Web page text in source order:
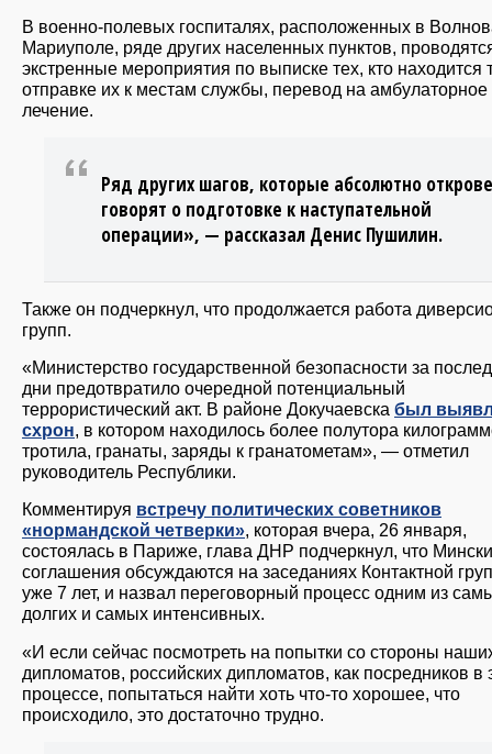
В военно-полевых госпиталях, расположенных в
Мариуполе, ряде других населенных пунктов,
экстренные мероприятия по выписке тех, кто находится
отправке их к местам службы, перевод на амбулаторное
лечение.
Ряд других шагов, которые абсолютно
говорят о подготовке к наступательной
операции», — рассказал Денис Пушилин.
Также он подчеркнул, что продолжается работа
групп.
«Министерство государственной безопасности за
дни предотвратило очередной потенциальный
террористический акт. В районе Докучаевска был
схрон, в котором находилось более полутора
тротила, гранаты, заряды к гранатометам», — отметил
руководитель Республики.
Комментируя встречу политических советников
«нормандской четверки», которая вчера, 26 января,
состоялась в Париже, глава ДНР подчеркнул, что
соглашения обсуждаются на заседаниях Контактной
уже 7 лет, и назвал переговорный процесс одним из
долгих и самых интенсивных.
«И если сейчас посмотреть на попытки со стороны
дипломатов, российских дипломатов, как посредников в
процессе, попытаться найти хоть что-то хорошее, что
происходило, это достаточно трудно.